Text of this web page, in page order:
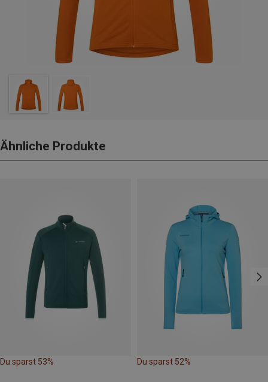
Ähnliche Produkte
Du sparst 53% Du sparst 52%